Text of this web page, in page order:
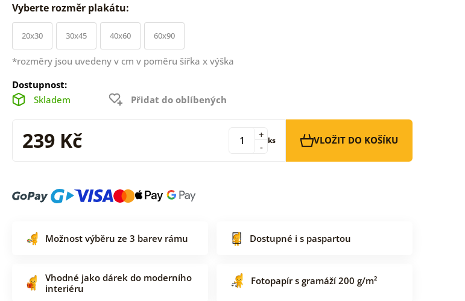
Vyberte rozměr plakátu:
20x30 30x45 40x60 60x90
*rozměry jsou uvedeny v cm v poměru šířka x výška
Dostupnost:
Skladem
Přidat do oblíbených
239 Kč -
+ ks VLOŽIT DO KOŠÍKU
Možnost výběru ze 3 barev rámu Dostupné i s paspartou
Vhodné jako dárek do moderního
interiéru
Fotopapír s gramáží 200 g/m²